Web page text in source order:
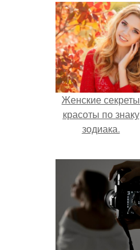
Женские секреты
красоты по знаку
зодиака.